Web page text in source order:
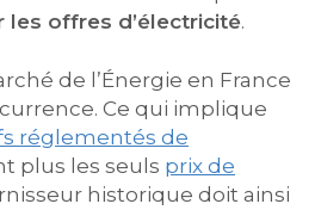
les offres d’électricité.
de l’Énergie en France
Ce qui implique
réglementés de
plus les seuls prix de
historique doit ainsi